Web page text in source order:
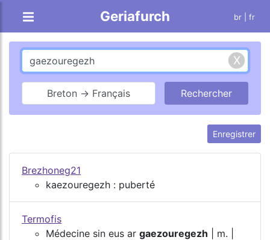
Geriafurch br | fr
Breton → Français
Enregistrer
Brezhoneg21
kaezouregezh : puberté
Termofis
Médecine sin eus ar gaezouregezh | m. |